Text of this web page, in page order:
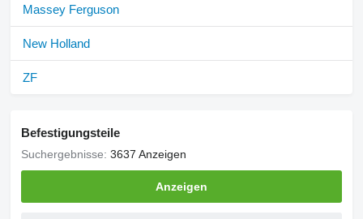
Massey Ferguson
New Holland
ZF
Befestigungsteile
Suchergebnisse: 3637 Anzeigen
Anzeigen